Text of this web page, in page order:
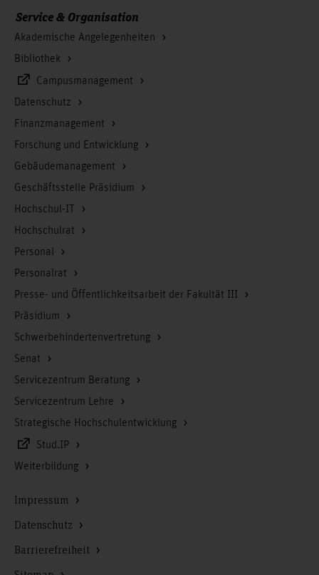
Service & Organisation
Akademische Angelegenheiten
Bibliothek
Campusmanagement
Datenschutz
Finanzmanagement
Forschung und Entwicklung
Gebäudemanagement
Geschäftsstelle Präsidium
Hochschul-IT
Hochschulrat
Personal
Personalrat
Presse- und Öffentlichkeitsarbeit der Fakultät III
Präsidium
Schwerbehindertenvertretung
Senat
Servicezentrum Beratung
Servicezentrum Lehre
Strategische Hochschulentwicklung
Stud.IP
Weiterbildung
Impressum
Datenschutz
Barrierefreiheit